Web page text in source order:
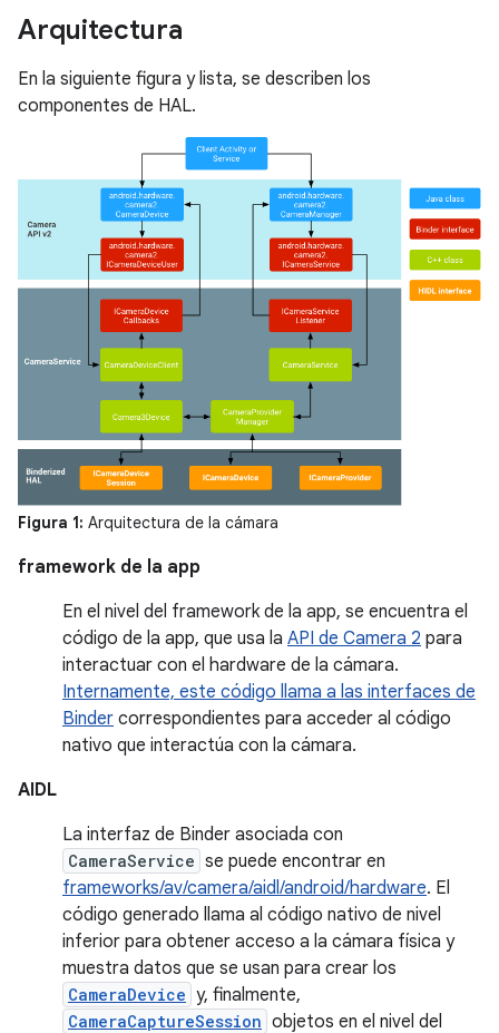
Arquitectura
En la siguiente figura y lista, se describen los
componentes de HAL.
Figura 1: Arquitectura de la cámara
framework de la app
En el nivel del framework de la app, se encuentra el
código de la app, que usa la API de Camera 2 para
interactuar con el hardware de la cámara.
Internamente, este código llama a las interfaces de
Binder correspondientes para acceder al código
nativo que interactúa con la cámara.
AIDL
La interfaz de Binder asociada con
CameraService se puede encontrar en
frameworks/av/camera/aidl/android/hardware. El
código generado llama al código nativo de nivel
inferior para obtener acceso a la cámara física y
muestra datos que se usan para crear los
CameraDevice y, finalmente,
CameraCaptureSession objetos en el nivel del